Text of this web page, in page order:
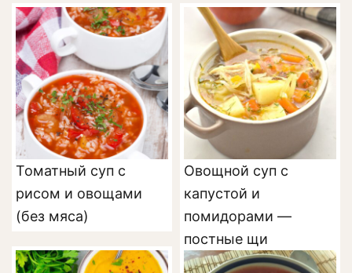
Томатный суп с
рисом и овощами
(без мяса)
Овощной суп с
капустой и
помидорами —
постные щи